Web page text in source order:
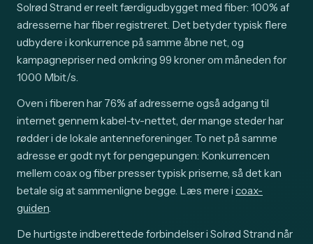
Solrød Strand er reelt færdigudbygget med fiber: 100% af
adresserne har fiber registreret. Det betyder typisk flere
udbydere i konkurrence på samme åbne net, og
kampagnepriser ned omkring 99 kroner om måneden for
1000 Mbit/s.
Oven i fiberen har 76% af adresserne også adgang til
internet gennem kabel-tv-nettet, der mange steder har
rødder i de lokale antenneforeninger. To net på samme
adresse er godt nyt for pengepungen: Konkurrencen
mellem coax og fiber presser typisk priserne, så det kan
betale sig at sammenligne begge. Læs mere i coax-
guiden.
De hurtigste indberettede forbindelser i Solrød Strand når